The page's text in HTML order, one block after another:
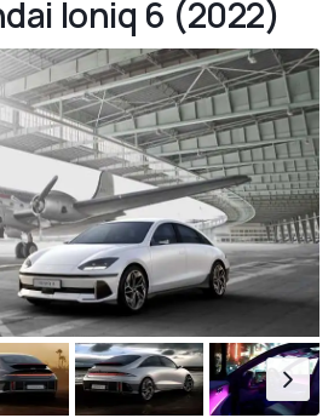
Ioniq 6 (2022)